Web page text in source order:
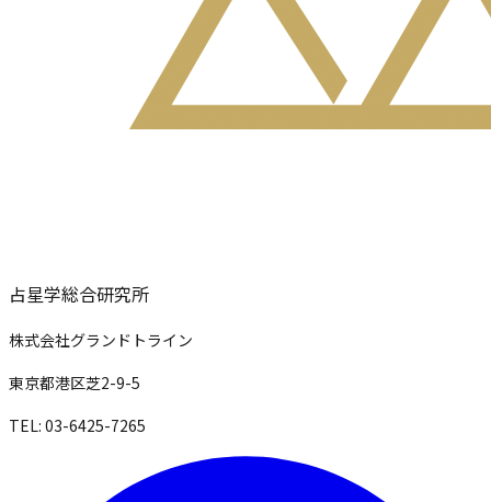
占星学総合研究所
株式会社グランドトライン
東京都港区芝2-9-5
TEL: 03-6425-7265